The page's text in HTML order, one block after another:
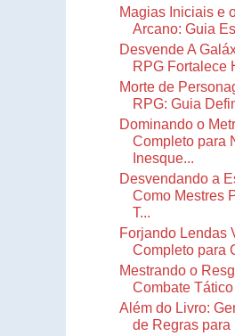
Magias Iniciais e
Arcano: Guia
Desvende A
RPG Fortalece
Morte de
RPG: Guia
Dominando o
Completo para
Inesque...
Desvendando a
Como Mestres
T...
Forjando Lendas
Completo para
Mestrando o
Combate
Além do Livro:
de Regras para